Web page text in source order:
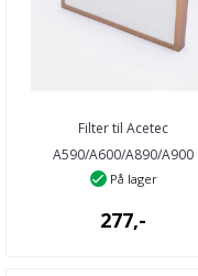
Filter til Acetec
A590/A600/A890/A900
På lager
277,-